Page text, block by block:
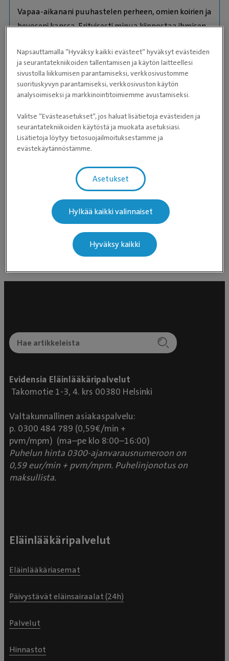
Vapaa-aikanani puuhastelen perheen, omien koirien ja
hevoseni kanssa. Erityisesti minua kiinnostaa ihmisen
luottamuksen rakentaminen.
Eläinlääketieteen lisensiaatti, Eläinlääketieteellinen
korkeakoulu, Helsinki 1992
Kielitaito
Suomi
English
Diagnostinen kuvantaminen
Suu- ja hammassairaudet
Vaativa pehmytkudoskirurgia
Yleiskirurgia
Yleislääketiede
Evidensia Eläinlääkäripalvelut
Takomotie 1-3, 4. krs 00380 Helsinki
Valtakunnallinen asiakaspalvelu:
p. 0300 484 789 (0,59€/min +
pvm/mpm) (ma–pe klo 8:00–16:00)
Puhelun hinta 0300-ajanvarausnumeroon on
0,59 eur/min + pvm/mpm. Puhelinjonotus on
maksullista.
Eläinlääkäripalvelut
Eläinlääkäriasemat
Päivystävät eläinsairaalat (24h)
Palvelut
Hinnastot
Napsauttamalla ”Hyväksy kaikki evästeet” hyväksyt evästeiden
ja seurantatekniikoiden tallentamisen ja käytön laitteellesi
sivustolla liikkumisen parantamiseksi, verkkosivustomme
suorituskyvyn parantamiseksi, verkkosivuston käytön
analysoimiseksi ja markkinointitoimiemme avustamiseksi.
Valitse ”Evästeasetukset”, jos haluat lisätietoja evästeiden ja
seurantatekniikoiden käytöstä ja muokata asetuksiasi.
Lisätietoja löytyy tietosuojailmoituksestamme ja
evästekäytännöstämme.
Asetukset
Hylkää kaikki valinnaiset
Hyväksy kaikki